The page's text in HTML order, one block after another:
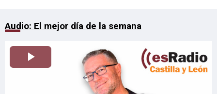
Audio: El mejor día de la semana
Reproducir